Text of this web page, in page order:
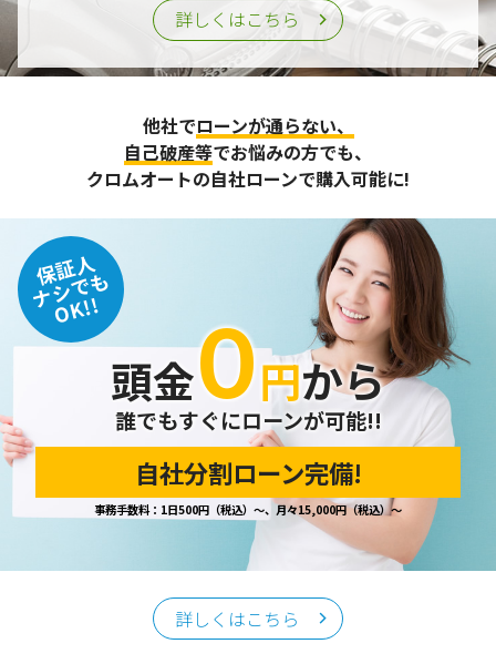
詳しくはこちら
他社でローンが通らない、
自己破産等でお悩みの方でも、
クロムオートの自社ローンで購入可能に!
保証人
ナシでも
OK!!
頭金０円から
誰でもすぐにローンが可能!!
自社分割ローン完備!
事務手数料：1日500円（税込）～、月々15,000円（税込）～
詳しくはこちら